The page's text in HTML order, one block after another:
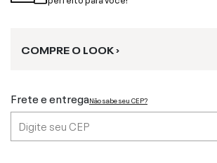
COMPRE O LOOK ›
Frete e entregaNão sabe seu CEP?